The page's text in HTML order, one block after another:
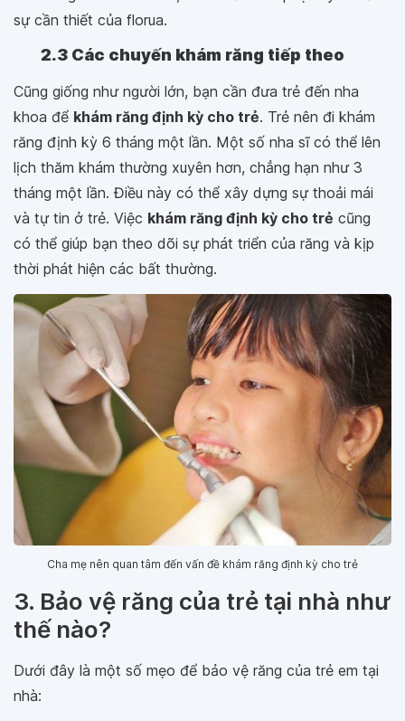
sự cần thiết của florua.
2.3 Các chuyến khám răng tiếp theo
Cũng giống như người lớn, bạn cần đưa trẻ đến nha
khoa để khám răng định kỳ cho trẻ. Trẻ nên đi khám
răng định kỳ 6 tháng một lần. Một số nha sĩ có thể lên
lịch thăm khám thường xuyên hơn, chẳng hạn như 3
tháng một lần. Điều này có thể xây dựng sự thoải mái
và tự tin ở trẻ. Việc khám răng định kỳ cho trẻ cũng
có thể giúp bạn theo dõi sự phát triển của răng và kịp
thời phát hiện các bất thường.
Cha mẹ nên quan tâm đến vấn đề khám răng định kỳ cho trẻ
3. Bảo vệ răng của trẻ tại nhà như
thế nào?
Dưới đây là một số mẹo để bảo vệ răng của trẻ em tại
nhà: